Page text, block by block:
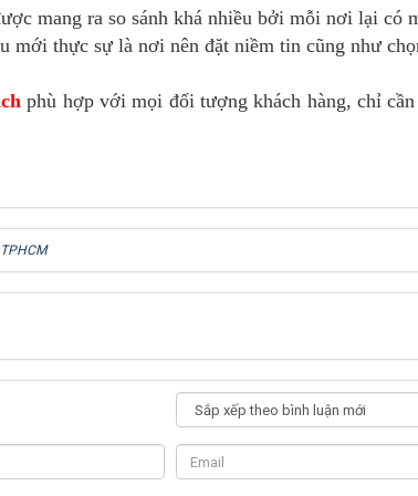
mang ra so sánh khá nhiều bởi mỗi nơi lại có
mới thực sự là nơi nên đặt niềm tin cũng như
phù hợp với mọi đối tượng khách hàng, chỉ